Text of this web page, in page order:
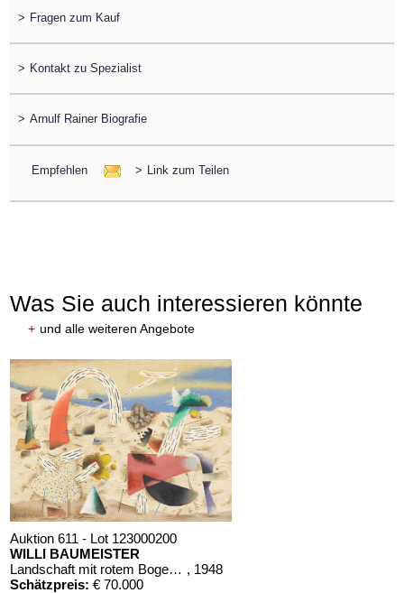
> Fragen zum Kauf
> Kontakt zu Spezialist
> Arnulf Rainer Biografie
Empfehlen > Link zum Teilen
Was Sie auch interessieren könnte
+ und alle weiteren Angebote
Auktion 611 - Lot 123000200
WILLI BAUMEISTER
Landschaft mit rotem Bogen (Sommerfest) , 1948
Schätzpreis: € 70.000